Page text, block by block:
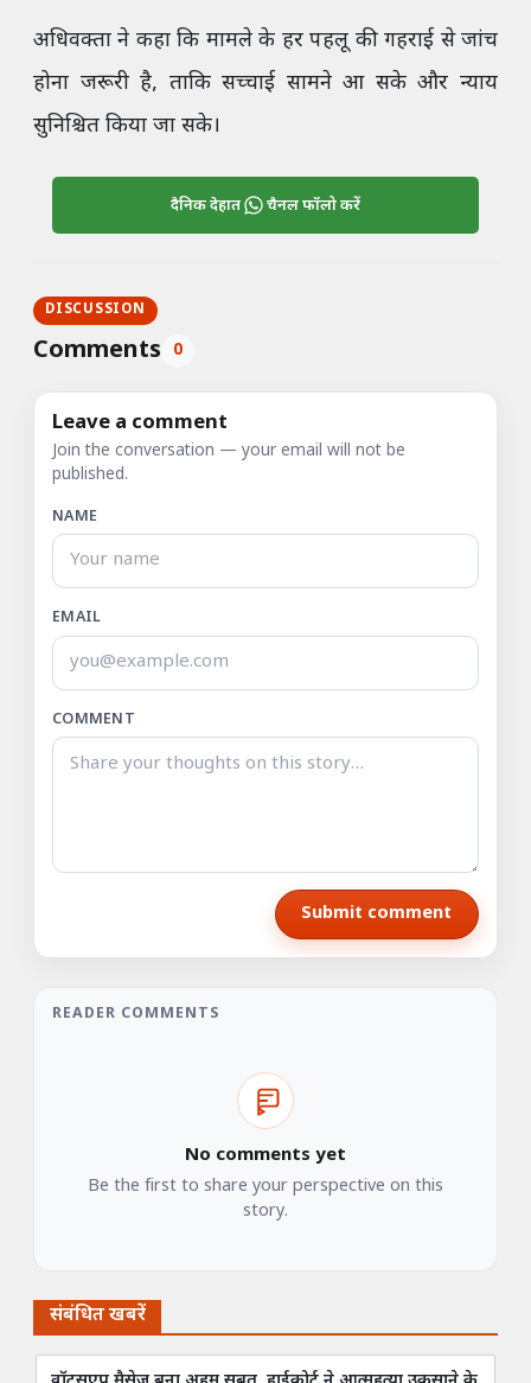
अधिवक्ता ने कहा कि मामले के हर पहलू की गहराई से जांच
होना जरूरी है, ताकि सच्चाई सामने आ सके और न्याय
सुनिश्चित किया जा सके।
दैनिक देहात चैनल फॉलो करें
DISCUSSION
Comments 0
Leave a comment
Join the conversation — your email will not be
published.
NAME
EMAIL
COMMENT
Submit comment
READER COMMENTS
No comments yet
Be the first to share your perspective on this
story.
संबंधित खबरें